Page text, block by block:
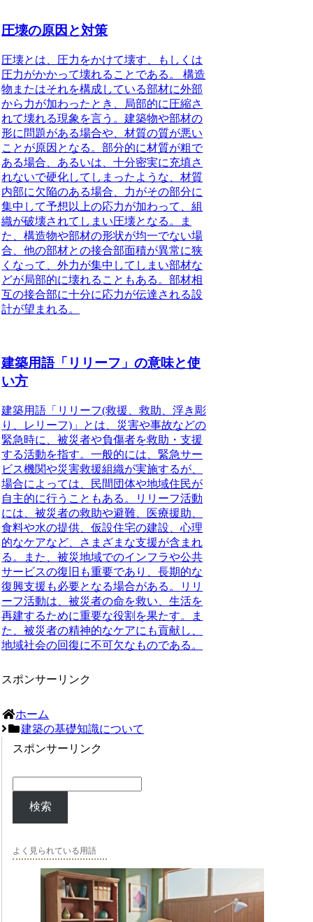
圧壊の原因と対策
圧壊とは、圧力をかけて壊す、もしくは
圧力がかかって壊れることである。
構造
物またはそれを構成している部材に外部
から力が加わったとき、局部的に圧縮さ
れて壊れる現象を言う。建築物や部材の
形に問題がある場合や、材質の質が悪い
ことが原因となる。部分的に材質が粗で
ある場合、あるいは、十分密実に充填さ
れないで硬化してしまったような、材質
内部に欠陥のある場合、力がその部分に
集中して予想以上の応力が加わって、組
織が破壊されてしまい圧壊となる。ま
た、構造物や部材の形状が均一でない場
合、他の部材との接合部面積が異常に狭
くなって、外力が集中してしまい部材な
どが局部的に壊れることもある。部材相
互の接合部に十分に応力が伝達される設
計が望まれる。
建築用語「リリーフ」の意味と使
い方
建築用語「リリーフ(救援、救助、浮き彫
り、レリーフ)」とは、 災害や事故などの
緊急時に、被災者や負傷者を救助・支援
する活動を指す。一般的には、緊急サー
ビス機関や災害救援組織が実施するが、
場合によっては、民間団体や地域住民が
自主的に行うこともある。
リリーフ活動
には、被災者の救助や避難、医療援助、
食料や水の提供、仮設住宅の建設、心理
的なケアなど、さまざまな支援が含まれ
る。また、被災地域でのインフラや公共
サービスの復旧も重要であり、長期的な
復興支援も必要となる場合がある。
リリ
ーフ活動は、被災者の命を救い、生活を
再建するために重要な役割を果たす。ま
た、被災者の精神的なケアにも貢献し、
地域社会の回復に不可欠なものである。
スポンサーリンク
ホーム
建築の基礎知識について
スポンサーリンク
検索
よく見られている用語